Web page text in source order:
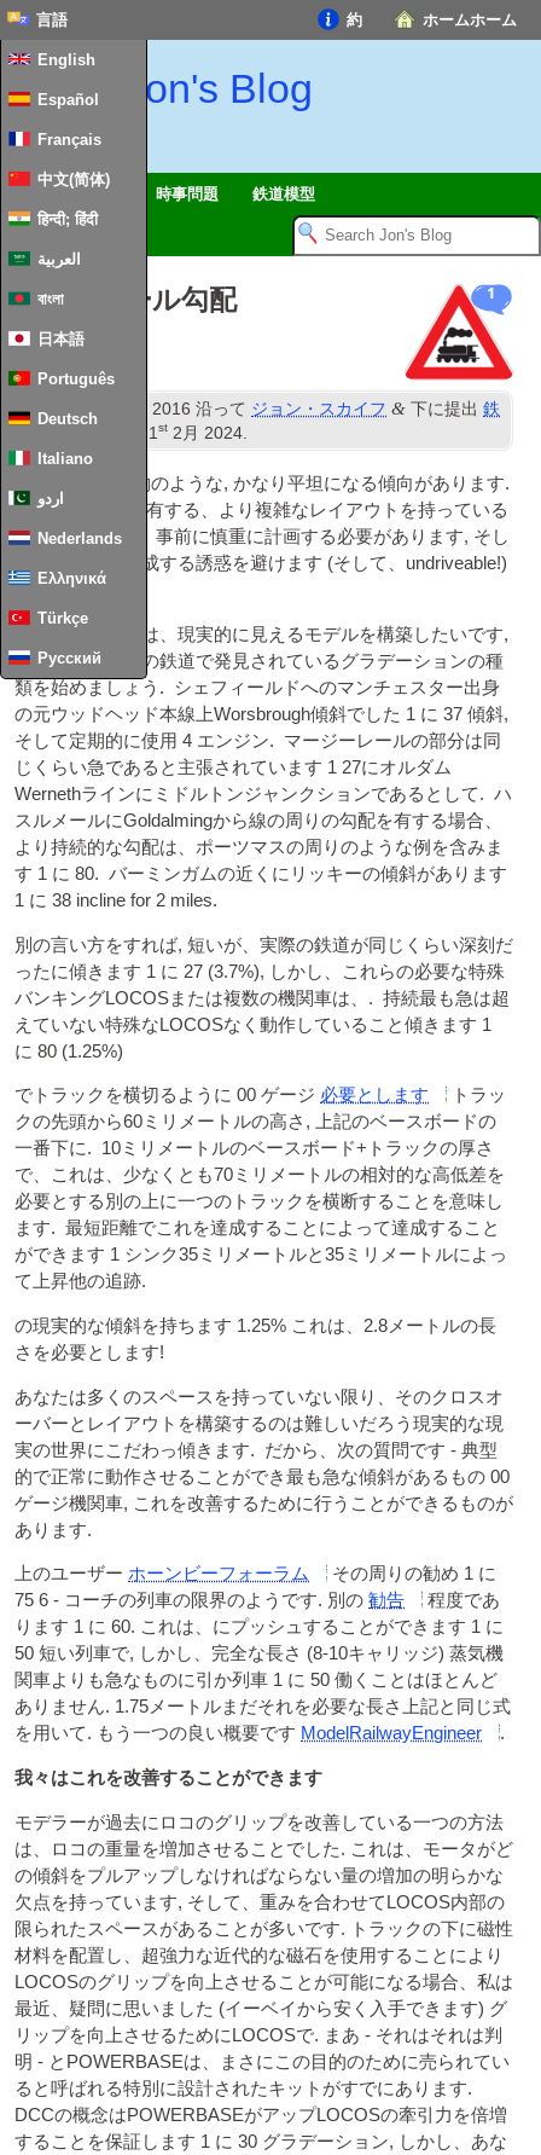
ホームホーム
約
言語
English
Español
Français
中文(简体)
हिन्दी; हिंदी
العربية
বাংলা
日本語
Português
Deutsch
Italiano
اردو
Nederlands
Ελληνικά
Türkçe
Русский
Jon's Blog
黙想 時事問題 鉄道模型
1
モデルレール勾配
公開済み 1 11月 2016 沿って ジョン・スカイフ & 下に提出鉄
1st 2月 2024.
モデル鉄道, 本物のような, かなり平坦になる傾向があります.
あなたは勾配を有する、より複雑なレイアウトを持っている
otのたい場合は、事前に慎重に計画する必要があります, そし
て、非現実を作成する誘惑を避けます (そして、undriveable!)
傾斜.
多くのモデラーは、現実的に見えるモデルを構築したいです,
それでは、実際の鉄道で発見されているグラデーションの種
類を始めましょう. シェフィールドへのマンチェスター出身
の元ウッドヘッド本線上Worsbrough傾斜でした 1 に 37 傾斜,
そして定期的に使用 4 エンジン. マージーレールの部分は同
じくらい急であると主張されています 1 27にオルダム
Wernethラインにミドルトンジャンクションであるとして. ハ
スルメールにGoldalmingから線の周りの勾配を有する場合、
より持続的な勾配は、ポーツマスの周りのような例を含みま
す 1 に 80. バーミンガムの近くにリッキーの傾斜があります
1 に 38 incline for 2 miles.
別の言い方をすれば, 短いが、実際の鉄道が同じくらい深刻だ
ったに傾きます 1 に 27 (3.7%), しかし、これらの必要な特殊
バンキングLOCOSまたは複数の機関車は、. 持続最も急は超
えていない特殊なLOCOSなく動作していること傾きます 1
に 80 (1.25%)
でトラックを横切るように 00 ゲージ 必要とします
トラッ
クの先頭から60ミリメートルの高さ, 上記のベースボードの
一番下に. 10ミリメートルのベースボード+トラックの厚さ
で、これは、少なくとも70ミリメートルの相対的な高低差を
必要とする別の上に一つのトラックを横断することを意味し
ます. 最短距離でこれを達成することによって達成すること
ができます 1 シンク35ミリメートルと35ミリメートルによっ
て上昇他の追跡.
の現実的な傾斜を持ちます 1.25% これは、2.8メートルの長
さを必要とします!
あなたは多くのスペースを持っていない限り、そのクロスオ
ーバーとレイアウトを構築するのは難しいだろう現実的な現
実の世界にこだわっ傾きます. だから、次の質問です - 典型
的で正常に動作させることができ最も急な傾斜があるもの 00
ゲージ機関車, これを改善するために行うことができるものが
あります.
上のユーザーホーンビーフォーラム
その周りの勧め 1 に
75 6 - コーチの列車の限界のようです. 別の勧告
程度であ
ります 1 に 60. これは、にプッシュすることができます 1 に
50 短い列車で, しかし、完全な長さ (8-10キャリッジ) 蒸気機
関車よりも急なものに引か列車 1 に 50 働くことはほとんど
ありません. 1.75メートルまだそれを必要な長さ上記と同じ式
を用いて. もう一つの良い概要です ModelRailwayEngineer .
我々はこれを改善することができます
モデラーが過去にロコのグリップを改善している一つの方法
は、ロコの重量を増加させることでした. これは、モータがど
の傾斜をプルアップしなければならない量の増加の明らかな
欠点を持っています, そして、重みを合わせてLOCOS内部の
限られたスペースがあることが多いです. トラックの下に磁性
材料を配置し、超強力な近代的な磁石を使用することにより
LOCOSのグリップを向上させることが可能になる場合、私は
最近、疑問に思いました (イーベイから安く入手できます) グ
リップを向上させるためにLOCOSで. まあ - それはそれは判
明 - とPOWERBASEは、まさにこの目的のために売られてい
ると呼ばれる特別に設計されたキットがすでにあります.
DCCの概念はPOWERBASEがアップLOCOSの牽引力を倍増
することを保証します 1 に 30 グラデーション, しかし、あな